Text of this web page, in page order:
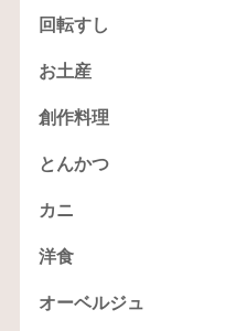
回転すし
お土産
創作料理
とんかつ
カニ
洋食
オーベルジュ